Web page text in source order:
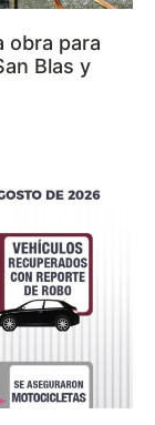
obra para
Blas y